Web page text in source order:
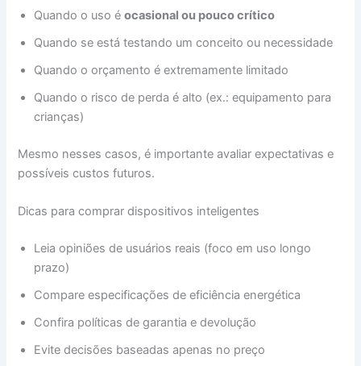
Quando o uso éocasional ou pouco crítico
Quando se está testando um conceito ou necessidade
Quando o orçamento é extremamente limitado
Quando o risco de perda é alto (ex.: equipamento para
crianças)
Mesmo nesses casos, é importante avaliar expectativas e
possíveis custos futuros.
Dicas para comprar dispositivos inteligentes
Leia opiniões de usuários reais (foco em uso longo
prazo)
Compare especificações de eficiência energética
Confira políticas de garantia e devolução
Evite decisões baseadas apenas no preço